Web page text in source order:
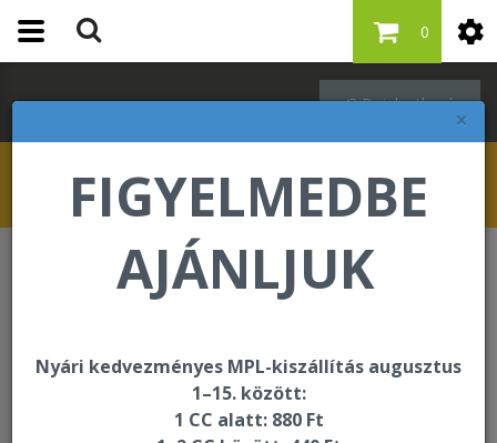
×
FIGYELMEDBE
AJÁNLJUK
Nyári kedvezményes MPL-kiszállítás augusztus
1–15. között:
1 CC alatt: 880 Ft
Bejelentkezés
0
Egységcsomagok 4 Pack Aloe Combo